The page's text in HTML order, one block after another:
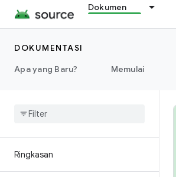
Dokumen
DOKUMENTASI
Apa yang Baru?
Memulai
Ringkasan